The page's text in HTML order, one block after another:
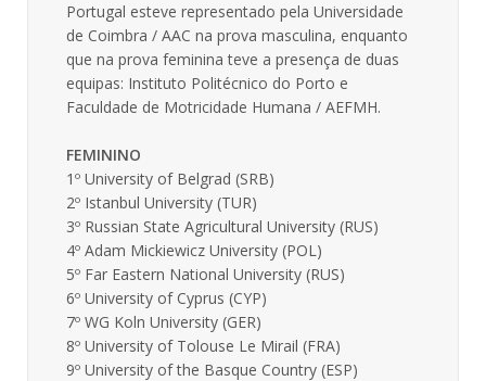
Portugal esteve representado pela Universidade
de Coimbra / AAC na prova masculina, enquanto
que na prova feminina teve a presença de duas
equipas: Instituto Politécnico do Porto e
Faculdade de Motricidade Humana / AEFMH.
FEMININO
1º University of Belgrad (SRB)
2º Istanbul University (TUR)
3º Russian State Agricultural University (RUS)
4º Adam Mickiewicz University (POL)
5º Far Eastern National University (RUS)
6º University of Cyprus (CYP)
7º WG Koln University (GER)
8º University of Tolouse Le Mirail (FRA)
9º University of the Basque Country (ESP)